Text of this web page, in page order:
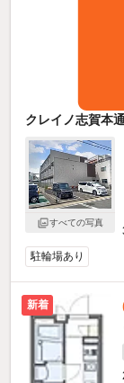
クレイノ志賀本
すべての写真
駐輪場あり
新着